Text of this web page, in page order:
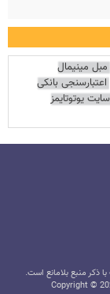
مبل مینیمال
اعتبارسنجی بانکی
سایت یوتوتایمز
ذکر منبع بلامانع است.
Copyright ©